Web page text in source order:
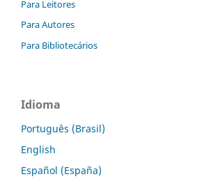
Para Leitores
Para Autores
Para Bibliotecários
Idioma
Português (Brasil)
English
Español (España)